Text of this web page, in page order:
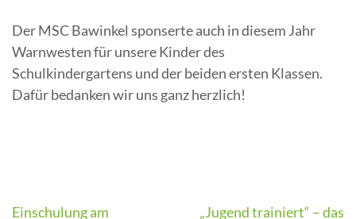
Der MSC Bawinkel sponserte auch in diesem Jahr
Warnwesten für unsere Kinder des
Schulkindergartens und der beiden ersten Klassen.
Dafür bedanken wir uns ganz herzlich!
Einschulung am „Jugend trainiert“ – das